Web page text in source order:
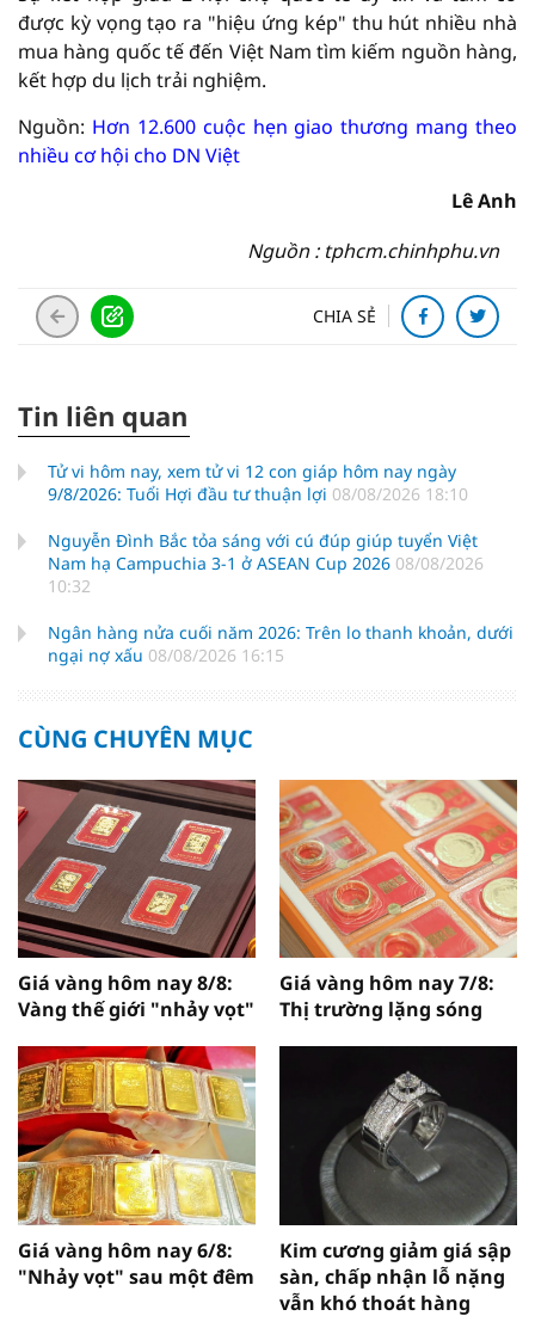
được kỳ vọng tạo ra "hiệu ứng kép" thu hút nhiều nhà
mua hàng quốc tế đến Việt Nam tìm kiếm nguồn hàng,
kết hợp du lịch trải nghiệm.
Nguồn: Hơn 12.600 cuộc hẹn giao thương mang theo
nhiều cơ hội cho DN Việt
Lê Anh
Nguồn : tphcm.chinhphu.vn
CHIA SẺ
Tin liên quan
Tử vi hôm nay, xem tử vi 12 con giáp hôm nay ngày
9/8/2026: Tuổi Hợi đầu tư thuận lợi 08/08/2026 18:10
Nguyễn Đình Bắc tỏa sáng với cú đúp giúp tuyển Việt
Nam hạ Campuchia 3-1 ở ASEAN Cup 2026 08/08/2026
10:32
Ngân hàng nửa cuối năm 2026: Trên lo thanh khoản, dưới
ngại nợ xấu 08/08/2026 16:15
CÙNG CHUYÊN MỤC
Giá vàng hôm nay 8/8:
Vàng thế giới "nhảy vọt"
Giá vàng hôm nay 7/8:
Thị trường lặng sóng
Giá vàng hôm nay 6/8:
"Nhảy vọt" sau một đêm
Kim cương giảm giá sập
sàn, chấp nhận lỗ nặng
vẫn khó thoát hàng